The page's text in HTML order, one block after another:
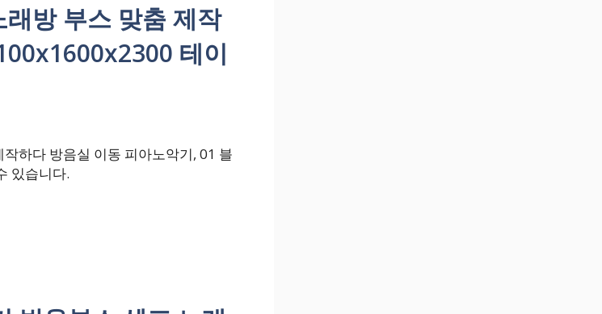
방 부스 맞춤 제작
테이
하다 방음실 이동 피아노악기, 01 블
있습니다.